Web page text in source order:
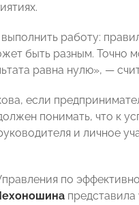
работу:
быть разным. Точно
равна нулю», —
если
понимать, что к
и личное
по